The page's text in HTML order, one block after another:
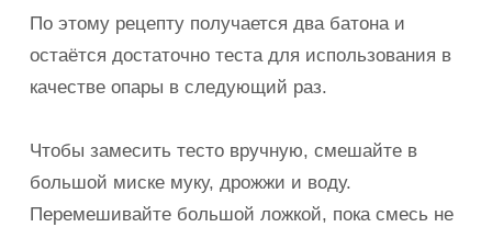
По этому рецепту получается два батона и
остаётся достаточно теста для использования в
качестве опары в следующий раз.
Чтобы замесить тесто вручную, смешайте в
большой миске муку, дрожжи и воду.
Перемешивайте большой ложкой, пока смесь не